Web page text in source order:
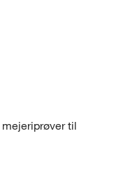
til